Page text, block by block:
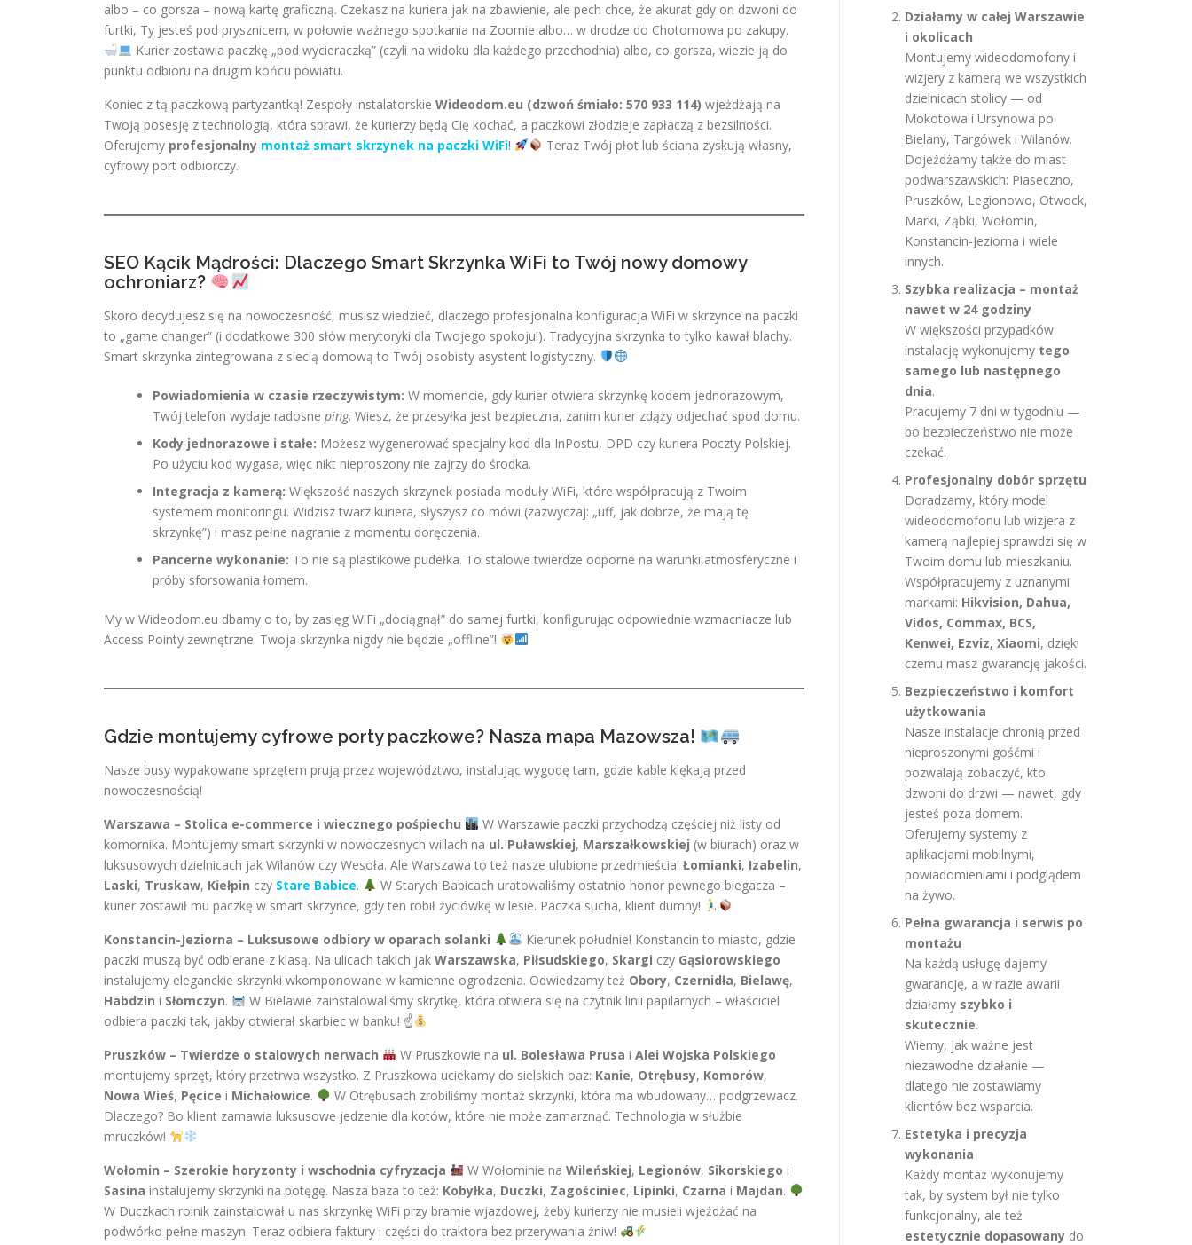
albo – co gorsza – nową kartę graficzną. Czekasz na kuriera jak na zbawienie, ale pech chce, że akurat gdy on dzwoni do
furtki, Ty jesteś pod prysznicem, w połowie ważnego spotkania na Zoomie albo… w drodze do Chotomowa po zakupy.
Kurier zostawia paczkę „pod wycieraczką” (czyli na widoku dla każdego przechodnia) albo, co gorsza, wiezie ją do
punktu odbioru na drugim końcu powiatu.
Koniec z tą paczkową partyzantką! Zespoły instalatorskie Wideodom.eu (dzwoń śmiało: 570 933 114) wjeżdżają na
Twoją posesję z technologią, która sprawi, że kurierzy będą Cię kochać, a paczkowi złodzieje zapłaczą z bezsilności.
Oferujemy profesjonalny montaż smart skrzynek na paczki WiFi!
Teraz Twój płot lub ściana zyskują własny,
cyfrowy port odbiorczy.
SEO Kącik Mądrości: Dlaczego Smart Skrzynka WiFi to Twój nowy domowy
ochroniarz?
Skoro decydujesz się na nowoczesność, musisz wiedzieć, dlaczego profesjonalna konfiguracja WiFi w skrzynce na paczki
to „game changer” (i dodatkowe 300 słów merytoryki dla Twojego spokoju!). Tradycyjna skrzynka to tylko kawał blachy.
Smart skrzynka zintegrowana z siecią domową to Twój osobisty asystent logistyczny.
Powiadomienia w czasie rzeczywistym: W momencie, gdy kurier otwiera skrzynkę kodem jednorazowym,
Twój telefon wydaje radosne ping. Wiesz, że przesyłka jest bezpieczna, zanim kurier zdąży odjechać spod domu.
Kody jednorazowe i stałe: Możesz wygenerować specjalny kod dla InPostu, DPD czy kuriera Poczty Polskiej.
Po użyciu kod wygasa, więc nikt nieproszony nie zajrzy do środka.
Integracja z kamerą: Większość naszych skrzynek posiada moduły WiFi, które współpracują z Twoim
systemem monitoringu. Widzisz twarz kuriera, słyszysz co mówi (zazwyczaj: „uff, jak dobrze, że mają tę
skrzynkę”) i masz pełne nagranie z momentu doręczenia.
Pancerne wykonanie: To nie są plastikowe pudełka. To stalowe twierdze odporne na warunki atmosferyczne i
próby sforsowania łomem.
My w Wideodom.eu dbamy o to, by zasięg WiFi „dociągnął” do samej furtki, konfigurując odpowiednie wzmacniacze lub
Access Pointy zewnętrzne. Twoja skrzynka nigdy nie będzie „offline”!
Gdzie montujemy cyfrowe porty paczkowe? Nasza mapa Mazowsza!
Nasze busy wypakowane sprzętem prują przez województwo, instalując wygodę tam, gdzie kable klękają przed
nowoczesnością!
Warszawa – Stolica e-commerce i wiecznego pośpiechu
W Warszawie paczki przychodzą częściej niż listy od
komornika. Montujemy smart skrzynki w nowoczesnych willach na ul. Puławskiej, Marszałkowskiej (w biurach) oraz w
luksusowych dzielnicach jak Wilanów czy Wesoła. Ale Warszawa to też nasze ulubione przedmieścia: Łomianki, Izabelin,
Laski, Truskaw, Kiełpin czy Stare Babice.
W Starych Babicach uratowaliśmy ostatnio honor pewnego biegacza –
kurier zostawił mu paczkę w smart skrzynce, gdy ten robił życiówkę w lesie. Paczka sucha, klient dumny!
Konstancin-Jeziorna – Luksusowe odbiory w oparach solanki
Kierunek południe! Konstancin to miasto, gdzie
paczki muszą być odbierane z klasą. Na ulicach takich jak Warszawska, Piłsudskiego, Skargi czy Gąsiorowskiego
instalujemy eleganckie skrzynki wkomponowane w kamienne ogrodzenia. Odwiedzamy też Obory, Czernidła, Bielawę,
Habdzin i Słomczyn.
W Bielawie zainstalowaliśmy skrytkę, która otwiera się na czytnik linii papilarnych – właściciel
odbiera paczki tak, jakby otwierał skarbiec w banku! ☝
Pruszków – Twierdze o stalowych nerwach
W Pruszkowie na ul. Bolesława Prusa i Alei Wojska Polskiego
montujemy sprzęt, który przetrwa wszystko. Z Pruszkowa uciekamy do sielskich oaz: Kanie, Otrębusy, Komorów,
Nowa Wieś, Pęcice i Michałowice.
W Otrębusach zrobiliśmy montaż skrzynki, która ma wbudowany… podgrzewacz.
Dlaczego? Bo klient zamawia luksusowe jedzenie dla kotów, które nie może zamarznąć. Technologia w służbie
mruczków!
Wołomin – Szerokie horyzonty i wschodnia cyfryzacja
W Wołominie na Wileńskiej, Legionów, Sikorskiego i
Sasina instalujemy skrzynki na potęgę. Nasza baza to też: Kobyłka, Duczki, Zagościniec, Lipinki, Czarna i Majdan.
W Duczkach rolnik zainstalował u nas skrzynkę WiFi przy bramie wjazdowej, żeby kurierzy nie musieli wjeżdżać na
podwórko pełne maszyn. Teraz odbiera faktury i części do traktora bez przerywania żniw!
Działamy w całej Warszawie
i okolicach
Montujemy wideodomofony i
wizjery z kamerą we wszystkich
dzielnicach stolicy — od
Mokotowa i Ursynowa po
Bielany, Targówek i Wilanów.
Dojeżdżamy także do miast
podwarszawskich: Piaseczno,
Pruszków, Legionowo, Otwock,
Marki, Ząbki, Wołomin,
Konstancin-Jeziorna i wiele
innych.
Szybka realizacja – montaż
nawet w 24 godziny
W większości przypadków
instalację wykonujemy tego
samego lub następnego
dnia.
Pracujemy 7 dni w tygodniu —
bo bezpieczeństwo nie może
czekać.
Profesjonalny dobór sprzętu
Doradzamy, który model
wideodomofonu lub wizjera z
kamerą najlepiej sprawdzi się w
Twoim domu lub mieszkaniu.
Współpracujemy z uznanymi
markami: Hikvision, Dahua,
Vidos, Commax, BCS,
Kenwei, Ezviz, Xiaomi, dzięki
czemu masz gwarancję jakości.
Bezpieczeństwo i komfort
użytkowania
Nasze instalacje chronią przed
nieproszonymi gośćmi i
pozwalają zobaczyć, kto
dzwoni do drzwi — nawet, gdy
jesteś poza domem.
Oferujemy systemy z
aplikacjami mobilnymi,
powiadomieniami i podglądem
na żywo.
Pełna gwarancja i serwis po
montażu
Na każdą usługę dajemy
gwarancję, a w razie awarii
działamy szybko i
skutecznie.
Wiemy, jak ważne jest
niezawodne działanie —
dlatego nie zostawiamy
klientów bez wsparcia.
Estetyka i precyzja
wykonania
Każdy montaż wykonujemy
tak, by system był nie tylko
funkcjonalny, ale też
estetycznie dopasowany do